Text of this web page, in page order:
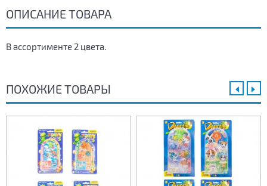
ОПИСАНИЕ ТОВАРА
В ассортименте 2 цвета.
ПОХОЖИЕ ТОВАРЫ